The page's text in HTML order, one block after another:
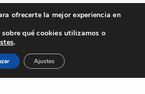
ofrecerte la mejor experiencia en
sobre qué cookies utilizamos o
.
Ajustes